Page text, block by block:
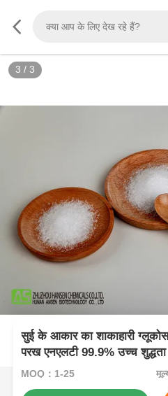
3 / 3
सुई के आकार का शाकाहारी
परख एनएलटी 99.9% उच्च शुद्धता
MOQ：1-25